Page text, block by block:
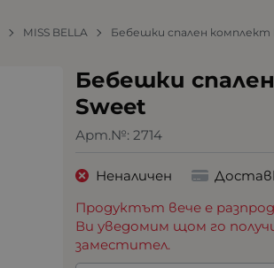
MISS BELLA Бебешки спален комплект
Бебешки
Sweet
Арт.№: 2714
Неналичен
Продуктът вече е
Ви уведомим щом го
заместител.